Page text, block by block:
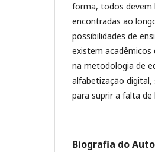
forma, todos devem
encontradas ao
possibilidades de
existem acadêmicos
na metodologia de
alfabetização digital,
para suprir a falta
Biografia do